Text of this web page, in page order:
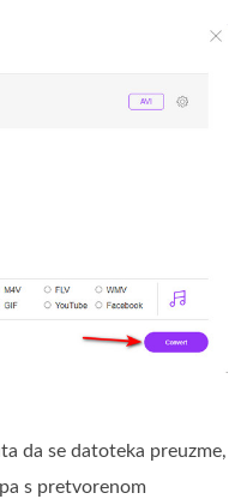
da se datoteka preuzme,
s pretvorenom